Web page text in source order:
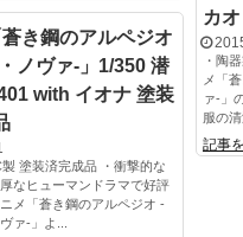
カオ
・陶
メ「
ァ-」
服の
記事
き鋼のアルペジオ
ノヴァ-」1/350 潜
with イオナ 塗装
製 塗装済完成品 ・衝撃的な
なヒューマンドラマで好評
メ「蒼き鋼のアルペジオ -
ァ-」よ...